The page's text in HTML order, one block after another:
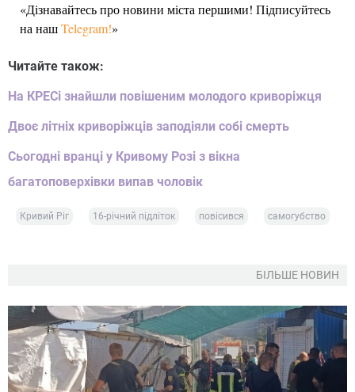
«Дізнавайтесь про новини міста першими! Підписуйтесь
на нашTelegram!»
Читайте також:
На КРЕСі знайшли повішеним молодого криворіжця
Двоє літніх криворіжців заподіяли собі смерть
Сьогодні вранці у Кривому Розі з вікна
багатоповерхівки випав чоловік
Кривий Ріг 16-річний підліток повісився самогубство
БІЛЬШЕ НОВИН